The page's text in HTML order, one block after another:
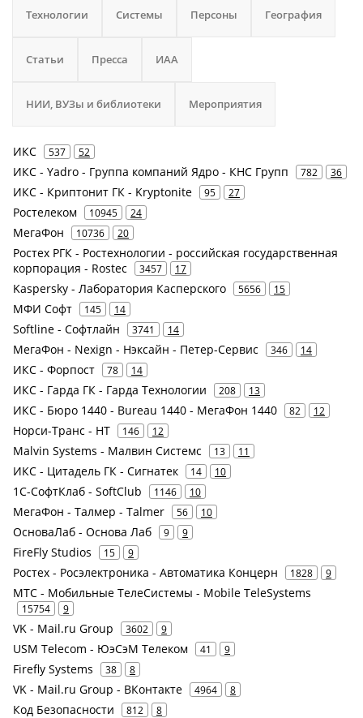
Технологии Системы Персоны География
Статьи Пресса ИАА
НИИ, ВУЗы и библиотеки Мероприятия
ИКС 537 52
ИКС - Yadro - Группа компаний Ядро - КНС Групп 782 36
ИКС - Криптонит ГК - Kryptonite 95 27
Ростелеком 10945 24
МегаФон 10736 20
Ростех РГК - Ростехнологии - российская государственная
корпорация - Rostec
3457 17
Kaspersky - Лаборатория Касперского 5656 15
МФИ Софт 145 14
Softline - Софтлайн 3741 14
МегаФон - Nexign - Нэксайн - Петер-Сервис 346 14
ИКС - Форпост 78 14
ИКС - Гарда ГК - Гарда Технологии 208 13
ИКС - Бюро 1440 - Bureau 1440 - МегаФон 1440 82 12
Норси-Транс - НТ 146 12
Malvin Systems - Малвин Системс 13 11
ИКС - Цитадель ГК - Сигнатек 14 10
1С-СофтКлаб - SoftClub 1146 10
МегаФон - Талмер - Talmer 56 10
ОсноваЛаб - Основа Лаб 9 9
FireFly Studios 15 9
Ростех - Росэлектроника - Автоматика Концерн 1828 9
МТС - Мобильные ТелеСистемы - Mobile TeleSystems
15754 9
VK - Mail.ru Group 3602 9
USM Telecom - ЮэСэМ Телеком 41 9
Firefly Systems 38 8
VK - Mail.ru Group - ВКонтакте 4964 8
Код Безопасности 812 8